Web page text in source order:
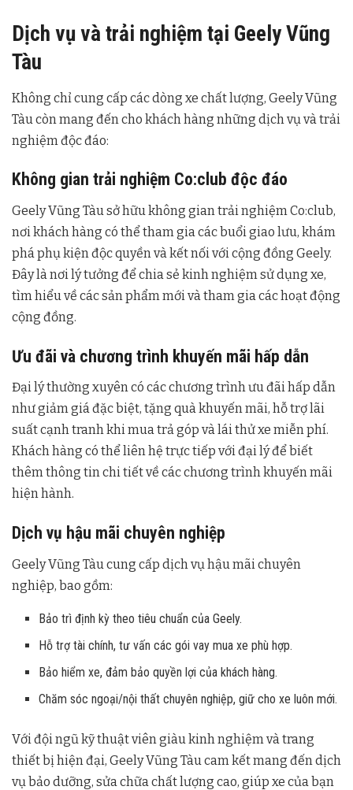
Dịch vụ và trải nghiệm tại Geely Vũng
Tàu
Không chỉ cung cấp các dòng xe chất lượng, Geely Vũng
Tàu còn mang đến cho khách hàng những dịch vụ và trải
nghiệm độc đáo:
Không gian trải nghiệm Co:club độc đáo
Geely Vũng Tàu sở hữu không gian trải nghiệm Co:club,
nơi khách hàng có thể tham gia các buổi giao lưu, khám
phá phụ kiện độc quyền và kết nối với cộng đồng Geely.
Đây là nơi lý tưởng để chia sẻ kinh nghiệm sử dụng xe,
tìm hiểu về các sản phẩm mới và tham gia các hoạt động
cộng đồng.
Ưu đãi và chương trình khuyến mãi hấp dẫn
Đại lý thường xuyên có các chương trình ưu đãi hấp dẫn
như giảm giá đặc biệt, tặng quà khuyến mãi, hỗ trợ lãi
suất cạnh tranh khi mua trả góp và lái thử xe miễn phí.
Khách hàng có thể liên hệ trực tiếp với đại lý để biết
thêm thông tin chi tiết về các chương trình khuyến mãi
hiện hành.
Dịch vụ hậu mãi chuyên nghiệp
Geely Vũng Tàu cung cấp dịch vụ hậu mãi chuyên
nghiệp, bao gồm:
Bảo trì định kỳ theo tiêu chuẩn của Geely.
Hỗ trợ tài chính, tư vấn các gói vay mua xe phù hợp.
Bảo hiểm xe, đảm bảo quyền lợi của khách hàng.
Chăm sóc ngoại/nội thất chuyên nghiệp, giữ cho xe luôn mới.
Với đội ngũ kỹ thuật viên giàu kinh nghiệm và trang
thiết bị hiện đại, Geely Vũng Tàu cam kết mang đến dịch
vụ bảo dưỡng, sửa chữa chất lượng cao, giúp xe của bạn